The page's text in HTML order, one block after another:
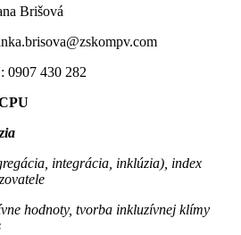
Brišová
0907 430 282
integrácia, inklúzia), index
hodnoty, tvorba inkluzívnej klímy